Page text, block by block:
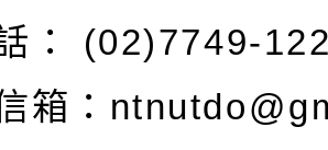
： (02)7749-
箱：